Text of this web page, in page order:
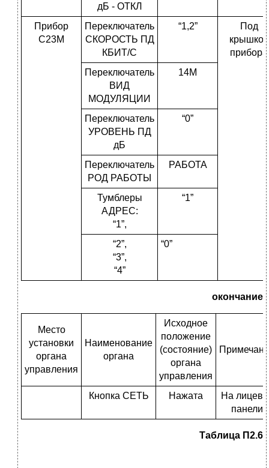
дБ - ОТКЛ
Прибор
С23М
Переключатель
СКОРОСТЬ ПД
КБИТ/С
“1,2”
Под
крышкой
прибора
Переключатель
ВИД
МОДУЛЯЦИИ
14М
Переключатель
УРОВЕНЬ ПД
дБ
“0”
Переключатель
РОД РАБОТЫ
РАБОТА
Тумблеры
АДРЕС:
“1”,
“1”
“2”,
“3”,
“4”
“0”
окончание
Место
установки
органа
управления
Наименование
органа
Исходное
положение
(состояние)
органа
управления
Кнопка СЕТЬ Нажата
На
панели
Таблица П2.6